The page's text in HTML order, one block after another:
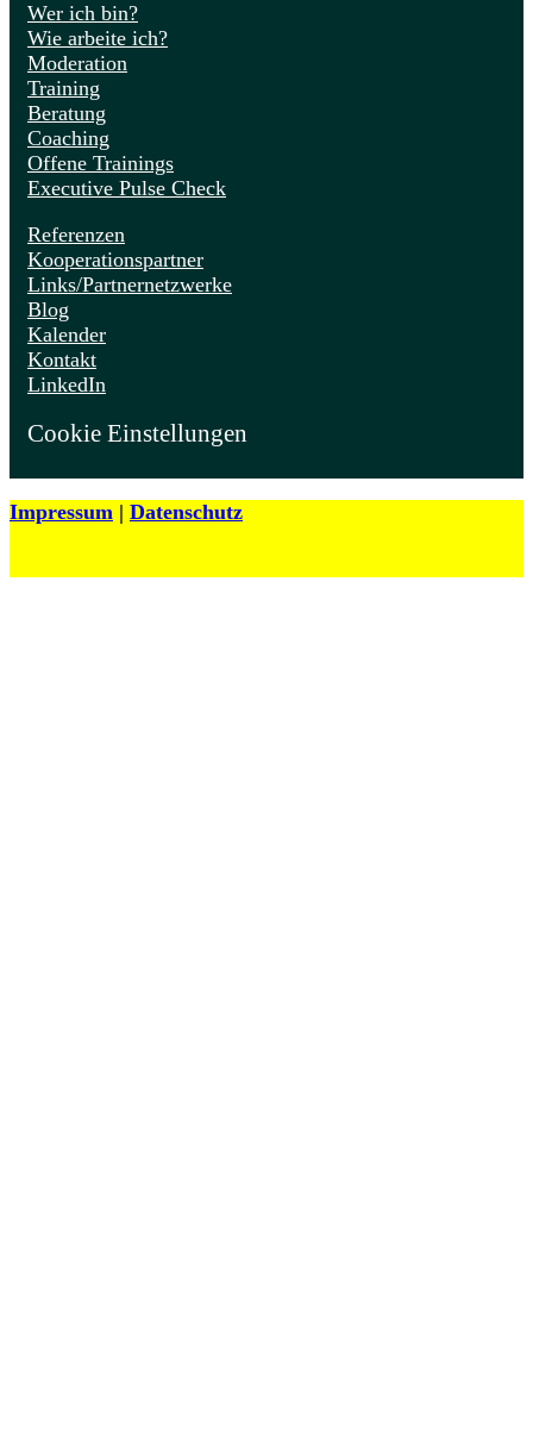
Wer ich bin?
Wie arbeite ich?
Moderation
Training
Beratung
Coaching
Offene Trainings
Executive Pulse Check
Referenzen
Kooperationspartner
Links/Partnernetzwerke
Blog
Kalender
Kontakt
LinkedIn
Cookie Einstellungen
Impressum | Datenschutz